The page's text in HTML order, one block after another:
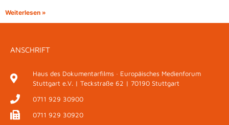
Weiterlesen »
ANSCHRIFT
Haus des Dokumentarfilms · Europäisches Medienforum
Stuttgart e.V. | Teckstraße 62 | 70190 Stuttgart
0711 929 30900
0711 929 30920